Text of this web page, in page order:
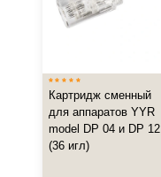
Картридж сменный
для аппаратов YYR
model DP 04 и DP 12
(36 игл)